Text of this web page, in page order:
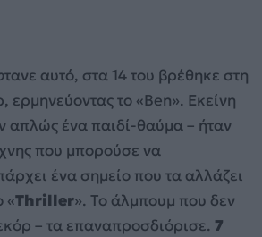
αυτό, στα 14 του βρέθηκε στη
το «Ben». Εκείνη
απλώς ένα παιδί-θαύμα – ήταν
που μπορούσε να
ένα σημείο που τα αλλάζει
«Thriller». Το άλμπουμ που δεν
– τα επαναπροσδιόρισε. 7